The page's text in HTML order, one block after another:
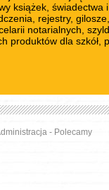
książek ,
rejestry, gilosze
notarialnych,
produktów dla szkół,
- Polecamy